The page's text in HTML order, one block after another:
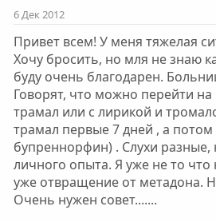
м
ы
л
6 Дек 2012
Привет всем! У меня тяжелая
Хочу бросить, но мля не знаю
буду очень благодарен.
Говорят, что можно перейти
трамал или с лирикой и
трамал первые 7 дней , а потом
бупреннорфин) . Слухи разные,
личного опыта. Я уже не то что
уже отвращение от метадона.
Очень нужен совет.......